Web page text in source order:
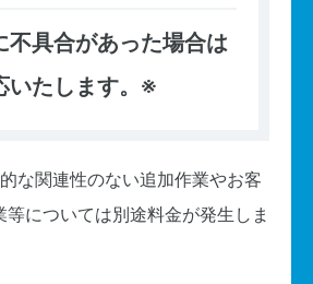
不具合があった場合は
いたします。※
な関連性のない追加作業やお客
については別途料金が発生しま